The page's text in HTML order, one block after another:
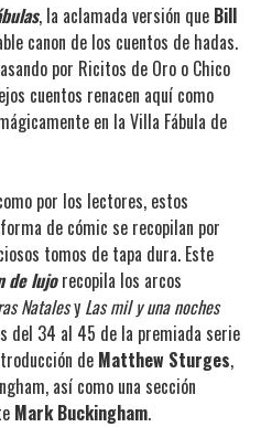
, la aclamada versión que Bill
canon de los cuentos de hadas.
por Ricitos de Oro o Chico
cuentos renacen aquí como
en la Villa Fábula de
por los lectores, estos
de cómic se recopilan por
tomos de tapa dura. Este
de lujorecopila los arcos
Natalesy Las mil y una noches
del 34 al 45 de la premiada serie
de Matthew Sturges,
así como una sección
Mark Buckingham.